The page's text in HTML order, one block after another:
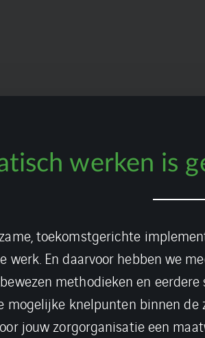
werken is
toekomstgerichte
werk. En daarvoor hebben we
methodieken en
mogelijke knelpunten binnen de
jouw zorgorganisatie een